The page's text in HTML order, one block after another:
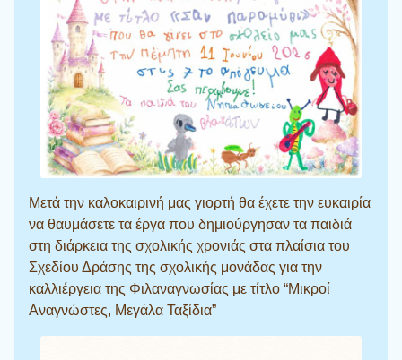
Μετά την καλοκαιρινή μας γιορτή θα έχετε την ευκαιρία
να θαυμάσετε τα έργα που δημιούργησαν τα παιδιά
στη διάρκεια της σχολικής χρονιάς στα πλαίσια του
Σχεδίου Δράσης της σχολικής μονάδας για την
καλλιέργεια της Φιλαναγνωσίας με τίτλο “Μικροί
Αναγνώστες, Μεγάλα Ταξίδια”